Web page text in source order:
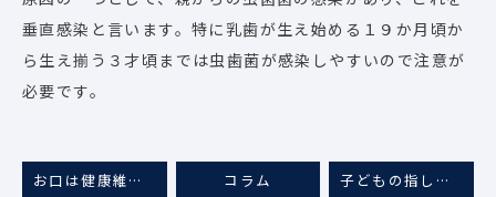
垂直感染と言います。特に乳歯が生え始める１９か月頃か
ら生え揃う３才頃までは虫歯菌が感染しやすいので注意が
必要です。
お口は健康維持のスタートライン コラム 子どもの指しゃぶり